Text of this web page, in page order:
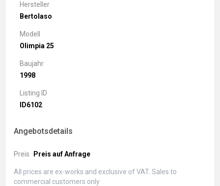
Hersteller
Bertolaso
Modell
Olimpia 25
Baujahr
1998
Listing ID
ID6102
Angebotsdetails
Preis Preis auf Anfrage
All prices are ex-works and exclusive of VAT. Sales to
commercial customers only